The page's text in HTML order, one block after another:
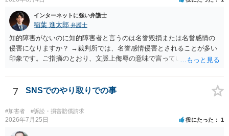
りません。 まず、見積書、メール、チャット、デザイナーの利用規約
を確認したうえで、「提供素材及びこれを含む画面の複製・SNS掲載
を許諾しない」と書面で明確に通知することをお勧めします。すでに
掲載された場合は、URL、掲載日時、画面を保存してから削除を求め
てください。
インターネットに強い弁護士
稲葉 進太郎 弁護士
知的障害がないのに知的障害者と言うのは名誉毀損または名誉感情の
侵害になりますか？ →裁判所では、名誉感情侵害とされることが多い
印象です。ご指摘のとおり、文脈上侮辱の意味で言っている点も加味
7 SNSでのやり取りでの事
#加害者 #訴訟・損害賠償請求
2026年7月25日 役にたった 1